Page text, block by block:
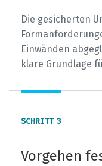
Die gesicherten
Einwänden
klare Grundlage
3
Vorgehen